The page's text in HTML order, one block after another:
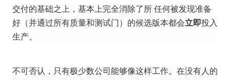
交付的基础之上，基本上完全消除了所 任何被发现准备
好（并通过所有质量和测试门）的候选版本都会立即投入
生产。
不可否认，只有极少数公司能够像这样工作。 在没有人的